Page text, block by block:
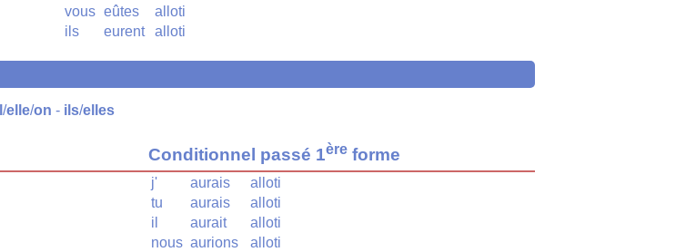
vous eûtes
alloti
ils
eurent alloti
/elle/on - ils/elles
Conditionnel passé 1ère forme
j' aurais
alloti
tu
aurais
alloti
il
aurait
alloti
nous aurions
alloti